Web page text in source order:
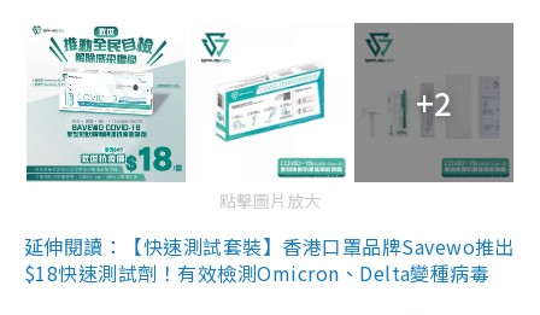
+2
點擊圖片放大
延伸閱讀：【快速測試套裝】香港口罩品牌Savewo推出
$18快速測試劑！有效檢測Omicron、Delta變種病毒